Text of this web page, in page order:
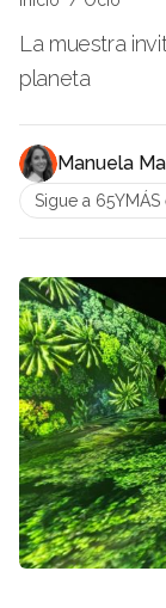
La muestra
planeta
Manuela
Sigue a